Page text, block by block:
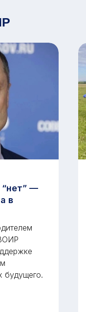
—
в
будущего.